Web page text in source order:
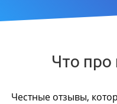
Что про
Честные отзывы,